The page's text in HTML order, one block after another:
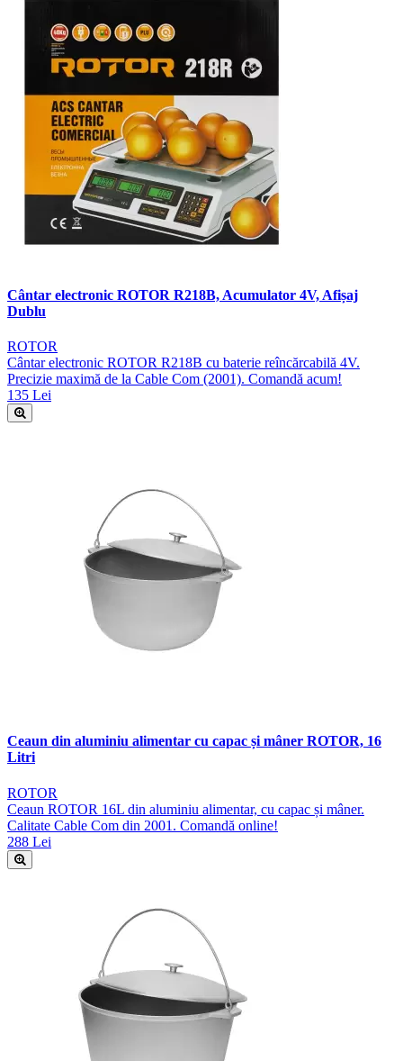
Cântar electronic ROTOR R218B, Acumulator 4V, Afișaj
Dublu
ROTOR
Cântar electronic ROTOR R218B cu baterie reîncărcabilă 4V.
Precizie maximă de la Cable Com (2001). Comandă acum!
135 Lei
Ceaun din aluminiu alimentar cu capac și mâner ROTOR, 16
Litri
ROTOR
Ceaun ROTOR 16L din aluminiu alimentar, cu capac și mâner.
Calitate Cable Com din 2001. Comandă online!
288 Lei